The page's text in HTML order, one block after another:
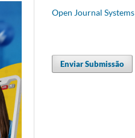
Open Journal Systems
Enviar Submissão